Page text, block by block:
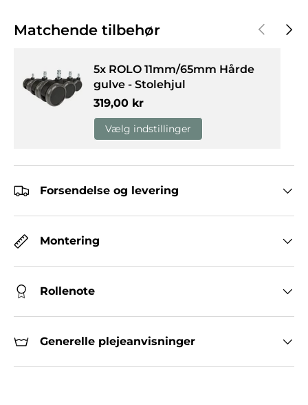
Matchende tilbehør Forrige
5x ROLO 11mm/65mm Hårde
gulve - Stolehjul
Normalpris
319,00 kr
Vælg indstillinger
Forsendelse og levering
Montering
Rollenote
Generelle plejeanvisninger